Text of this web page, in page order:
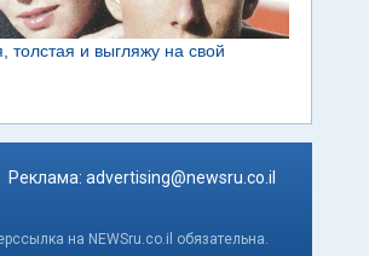
Реклама: advertising@newsru.co.il
на NEWSru.co.il обязательна.